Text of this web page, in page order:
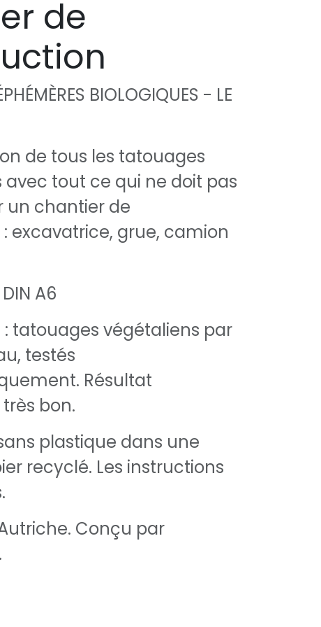
de
BIOLOGIQUES - LE
de tous les tatouages
tout ce qui ne doit pas
un chantier de
excavatrice, grue, camion
A6
tatouages végétaliens par
testés
Résultat
bon.
plastique dans une
recyclé. Les instructions
Conçu par